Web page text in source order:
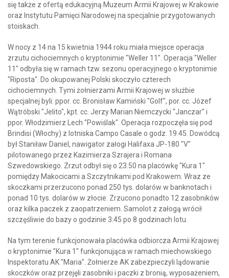
się także z ofertą edukacyjną Muzeum Armii Krajowej w Krakowie
oraz Instytutu Pamięci Narodowej na specjalnie przygotowanych
stoiskach.
W nocy z 14 na 15 kwietnia 1944 roku miała miejsce operacja
zrzutu cichociemnych o kryptonimie "Weller 11". Operacja "Weller
11" odbyła się w ramach tzw. sezonu operacyjnego o kryptonimie
"Riposta". Do okupowanej Polski skoczyło czterech
cichociemnych. Tymi żołnierzami Armii Krajowej w służbie
specjalnej byli: ppor. cc. Bronisław Kamiński "Golf", por. cc. Józef
Wątróbski "Jelito", kpt. cc. Jerzy Marian Niemczycki "Janczar" i
ppor. Włodzimierz Lech "Powiślak". Operacja rozpoczęła się pod
Brindisi (Włochy) z lotniska Campo Casale o godz. 19.45. Dowódcą
był Staniław Daniel, nawigator załogi Halifaxa JP-180 "V"
pilotowanego przez Kazimierza Szrajera i Romana
Szwedowskiego. Zrzut odbył się o 23.50 na placówkę "Kura 1"
pomiędzy Makocicami a Szczytnikami pod Krakowem. Wraz ze
skoczkami przerzucono ponad 250 tys. dolarów w banknotach i
ponad 10 tys. dolarów w złocie. Zrzucono ponadto 12 zasobników
oraz kilka paczek z zaopatrzeniem. Samolot z załogą wrócił
szczęśliwie do bazy o godzinie 3:45 po 8 godzinach lotu.
Na tym terenie funkcjonowała placówka odbiorcza Armii Krajowej
o kryptonimie "Kura 1" funkcjonująca w ramach miechowskiego
Inspektoratu AK "Maria". Żołnierze AK zabezpieczyli lądowanie
skoczków oraz przejęli zasobniki i paczki z bronią, wyposażeniem,